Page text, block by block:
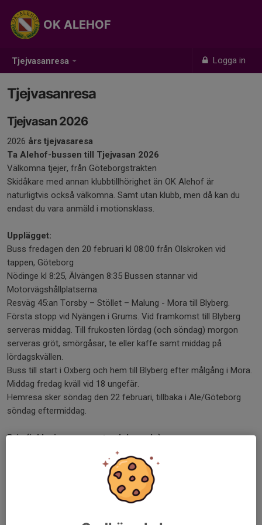
Tjejvasanresa Logga in
OK ALEHOF
Tjejvasanresa
Tjejvasan 2026
2026 års tjejvasaresa
Ta Alehof-bussen till Tjejvasan 2026
Välkomna tjejer, från Göteborgstrakten
Skidåkare med annan klubbtillhörighet än OK Alehof är
naturligtvis också välkomna. Samt utan klubb, men då kan du
endast du vara anmäld i motionsklass.
Upplägget:
Buss fredagen den 20 februari kl 08:00 från Olskroken vid
tappen, Göteborg
Nödinge kl 8:25, Älvängen 8:35 Bussen stannar vid
Motorvägshållplatserna.
Resväg 45:an Torsby – Stöllet – Malung - Mora till Blyberg.
Första stopp vid Nyängen i Grums. Vid framkomst till Blyberg
serveras middag. Till frukosten lördag (och söndag) morgon
serveras gröt, smörgåsar, te eller kaffe samt middag på
lördagskvällen.
Buss till start i Oxberg och hem till Blyberg efter målgång i Mora.
Middag fredag kväll vid 18 ungefär.
Hemresa sker söndag den 22 februari, tillbaka i Ale/Göteborg
söndag eftermiddag.
Pris (inklusive resa, mat och boende):
2000:- för medlemmar i OK Alehof
2400:- för icke-medlemmar
Prishöjning pga höjt pris för bussen